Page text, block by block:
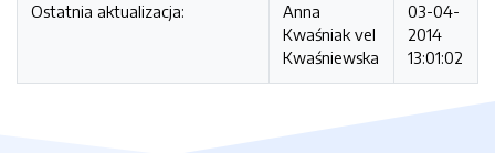
Ostatnia aktualizacja:
Anna
Kwaśniak vel
Kwaśniewska
03-04-
2014
13:01:02